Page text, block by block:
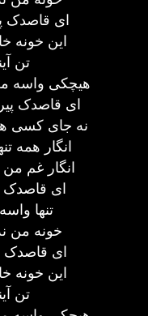
ای قاصدک
این خونه
تن
هیچکی واسه
ای قاصدک
نه جای کسی
انگار همه
انگار غم
ای قاصدک
تنها
خونه من
ای قاصدک
این خونه
تن